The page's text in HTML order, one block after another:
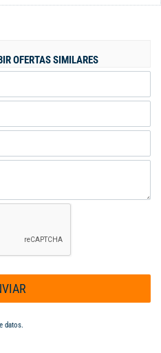
MONITOREADA CON ATLAS
6 ALCOBAS, 6 BAÑOS,
1 GARAJE - CELULAR 300-
OFERTAS SIMILARES
datos.